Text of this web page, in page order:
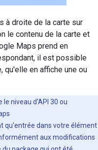
à droite de la carte sur
le contenu de la carte et
Maps prend en
il est possible
qu'elle en affiche une ou
le niveau d'API 30 ou
qu'entrée dans votre élément
aux modifications